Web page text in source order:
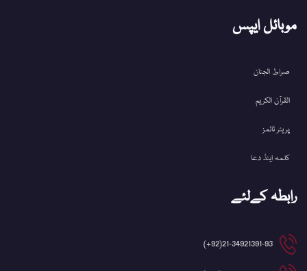
موبائل ایپس
صراط الجنان
القرآن الکریم
پریئر ٹائمز
کلمہ اینڈ دعا
رابطہ کےلئے
21-34921391-93(92+)